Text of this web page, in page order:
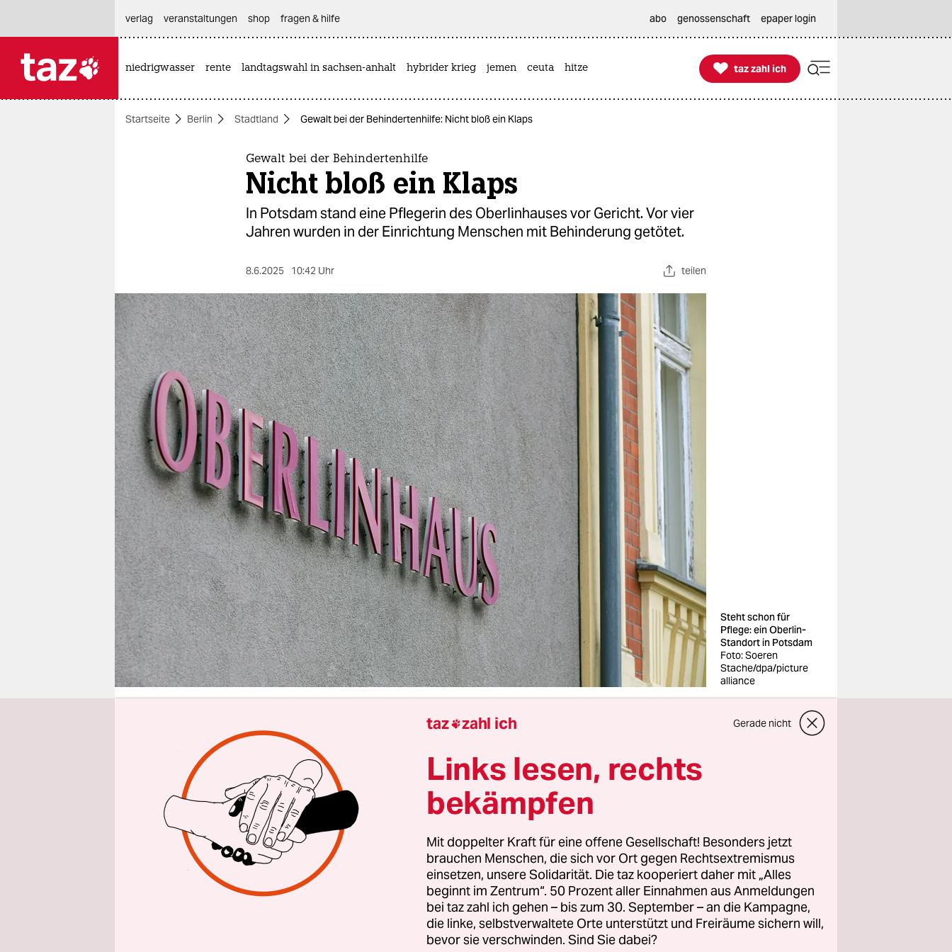
themen
berlin
nord
wahrheit
verlag
verlag
veranstaltungen
shop
fragen & hilfe
unterstützen
abo
genossenschaft
epaper login
verlag
veranstaltungen shop fragen & hilfe abo genossenschaft epaper login
niedrigwasser rente landtagswahl in sachsen-anhalt hybrider krieg jemen ceuta hitze 
taz zahl ich
taz zahl ich
Startseite Berlin Stadtland Gewalt bei der Behindertenhilfe: Nicht bloß ein Klaps
Gewalt bei der Behindertenhilfe
Nicht bloß ein Klaps
In Potsdam stand eine Pflegerin des Oberlinhauses vor Gericht. Vor vier
Jahren wurden in der Einrichtung Menschen mit Behinderung getötet.
8.6.2025 10:42 Uhr teilen
Steht schon für
Pflege: ein Oberlin-
Standort in Potsdam
Foto: Soeren
Stache/dpa/picture
alliance
Aus Potsdam Marie Frank
Die junge Frau ist immer noch sichtlich erschüttert. Was sie an diesem
Tag vor dem Potsdamer Amtsgericht über die Zustände im
Oberlinhaus, einem Wohnheim in der brandenburgischen
Landeshauptstadt für taubblinde, körperlich und geistig behinderte
Erwachsene, berichtet, klingt grausam. Die 22-Jährige hat dort im
September 2023 eine Ausbildung zur Heilerziehungspflegerin
begonnen. Keine einfache Aufgabe. Doch mit dem, was sie dort erlebt,
taz zahl ich Gerade nicht
Links lesen, rechts
bekämpfen
Mit doppelter Kraft für eine offene Gesellschaft! Besonders jetzt
brauchen Menschen, die sich vor Ort gegen Rechtsextremismus
einsetzen, unsere Solidarität. Die taz kooperiert daher mit „Alles
beginnt im Zentrum“. 50 Prozent aller Einnahmen aus Anmeldungen
bei taz zahl ich gehen – bis zum 30. September – an die Kampagne,
die linke, selbstverwaltete Orte unterstützt und Freiräume sichern will,
bevor sie verschwinden. Sind Sie dabei?